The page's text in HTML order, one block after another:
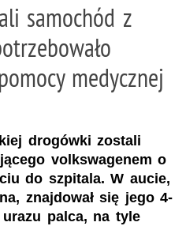
samochód z
medycznej
drogówki zostali
volkswagenem o
do szpitala. W aucie,
znajdował się jego 4-
palca, na tyle